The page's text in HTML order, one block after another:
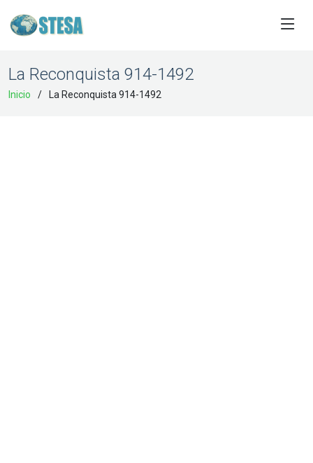
La Reconquista 914-1492
Inicio La Reconquista 914-1492